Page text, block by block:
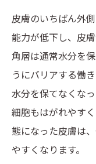
皮膚のいちばん外
能力が低下し、皮
角層は通常水分を
うにバリアする働
水分を保てなくな
細胞もはがれやす
態になった皮膚は
やすくなります。